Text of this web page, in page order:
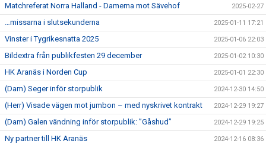
Matchreferat Norra Halland - Damerna mot Sävehof 2025-02-27
…missarna i slutsekunderna 2025-01-11 17:21
Vinster i Tygrikesnatta 2025 2025-01-06 22:03
Bildextra från publikfesten 29 december 2025-01-02 10:30
HK Aranäs i Norden Cup 2025-01-01 22:30
(Dam) Seger inför storpublik 2024-12-30 14:50
(Herr) Visade vägen mot jumbon – med nyskrivet kontrakt 2024-12-29 19:27
(Dam) Galen vändning inför storpublik: ”Gåshud” 2024-12-29 19:25
Ny partner till HK Aranäs 2024-12-16 08:36